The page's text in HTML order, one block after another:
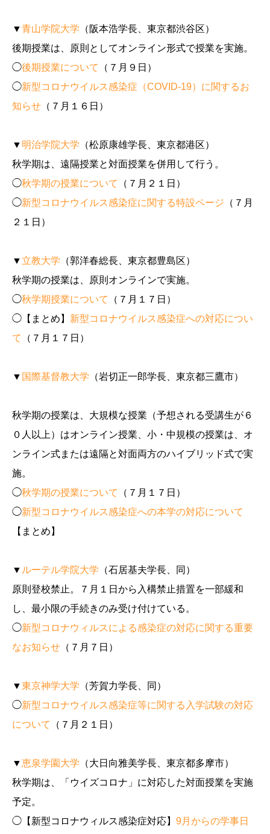
▼青山学院大学 （阪本浩学長、東京都渋谷区）
後期授業は、原則としてオンライン形式で授業を実施。
◯後期授業について
（７月９日）
◯新型コロナウイルス感染症（COVID-19）に関するお
知らせ （７月１６日）
▼ 明治学院大学 （松原康雄学長、東京都港区）
秋学期は、遠隔授業と対面授業を併用して行う。
◯秋学期の授業について
（７月２１日）
◯新型コロナウイルス感染症に関する特設ページ （７月
２１日）
▼ 立教大学 （郭洋春総長、東京都豊島区）
秋学期の授業は、原則オンラインで実施。
◯秋学期授業について
（７月１７日）
◯【まとめ】 新型コロナウイルス感染症への対応につい
て
（７月１７日）
▼ 国際基督教大学 （岩切正一郎学長、東京都三鷹市）
秋学期の授業は、大規模な授業（予想される受講生が６
０人以上）はオンライン授業、小・中規模の授業は、オ
ンライン式または遠隔と対面両方のハイブリッド式で実
施。
◯秋学期の授業について
（７月１７日）
◯新型コロナウイルス感染症への本学の対応について
【まとめ】
▼ ルーテル学院大学 （石居基夫学長、同）
原則登校禁止。７月１日から入構禁止措置を一部緩和
し、最小限の手続きのみ受け付けている。
◯新型コロナウィルスによる感染症の対応に関する重要
なお知らせ （７月７日）
▼東京神学大学 （芳賀力学長、同）
◯新型コロナウイルス感染症等に関する入学試験の対応
について
（７月２１日）
▼恵泉学園大学 （大日向雅美学長、東京都多摩市）
秋学期は、「ウイズコロナ」に対応した対面授業を実施
予定。
◯【新型コロナウィルス感染症対応】 9月からの学事日